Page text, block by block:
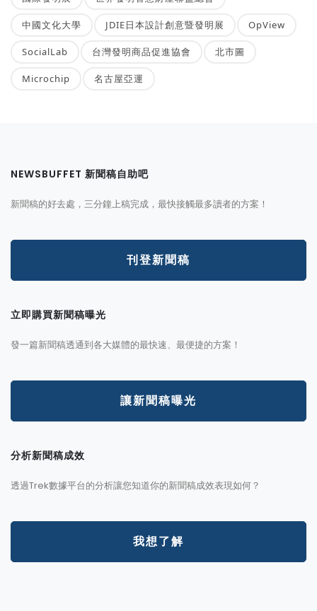
中國文化大學 JDIE日本設計創意暨發明展 OpView
SocialLab 台灣發明商品促進協會 北市圖
Microchip 名古屋亞運
NEWSBUFFET 新聞稿自助吧
新聞稿的好去處，三分鐘上稿完成，最快接觸最多讀者的方案！
刊登新聞稿
立即購買新聞稿曝光
發一篇新聞稿透通到各大媒體的最快速、最便捷的方案！
讓新聞稿曝光
分析新聞稿成效
透過Trek數據平台的分析讓您知道你的新聞稿成效表現如何？
我想了解